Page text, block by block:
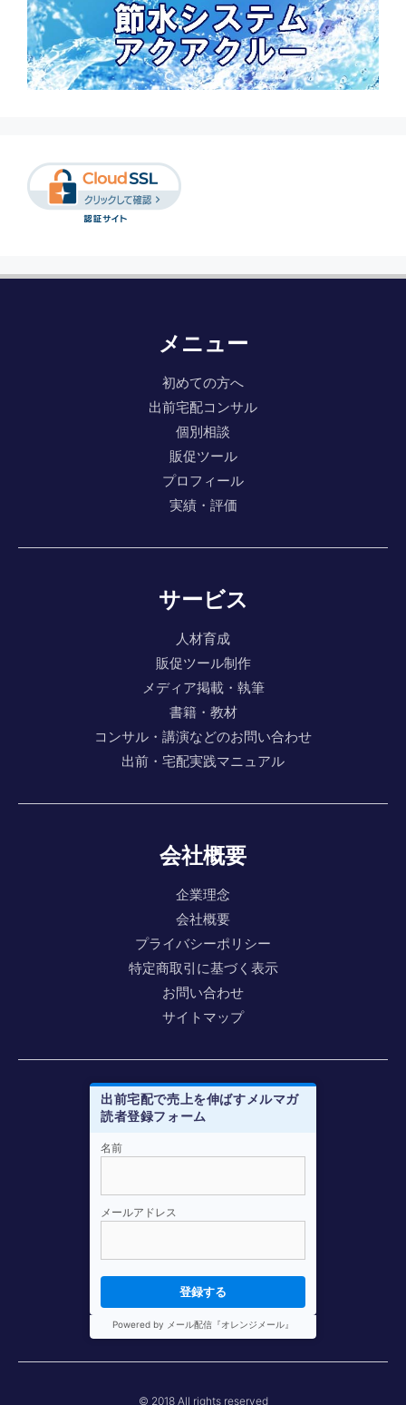
メニュー
初めての方へ
出前宅配コンサル
個別相談
販促ツール
プロフィール
実績・評価
サービス
人材育成
販促ツール制作
メディア掲載・執筆
書籍・教材
コンサル・講演などのお問い合わせ
出前・宅配実践マニュアル
会社概要
企業理念
会社概要
プライバシーポリシー
特定商取引に基づく表示
お問い合わせ
サイトマップ
出前宅配で売上を伸ばすメルマガ
読者登録フォーム
名前
メールアドレス
登録する
Powered by メール配信『オレンジメール』
© 2018 All rights reserved
e-mail*
お名前*